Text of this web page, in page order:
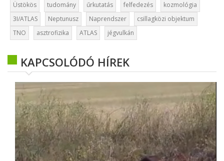
Üstökös tudomány űrkutatás felfedezés
kozmológia
3I/ATLAS
Neptunusz Naprendszer
csillagközi objektum
TNO
asztrofizika ATLAS jégvulkán
KAPCSOLÓDÓ HÍREK